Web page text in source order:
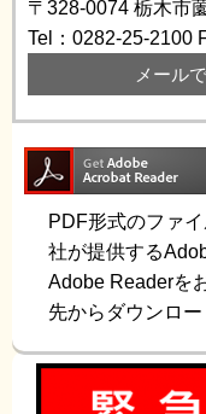
〒328-0074 栃木市
Tel：0282-25-2100
メール
PDF形式のファ
社が提供する
Adobe Readerを
先からダウンロー